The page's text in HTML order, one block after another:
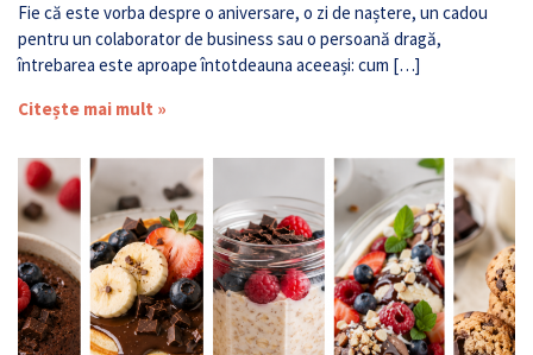
Fie că este vorba despre o aniversare, o zi de naștere, un cadou
pentru un colaborator de business sau o persoană dragă,
întrebarea este aproape întotdeauna aceeași: cum […]
Citește mai mult »